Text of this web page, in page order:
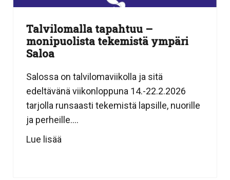
Talvilomalla tapahtuu –
monipuolista tekemistä ympäri
Saloa
Salossa on talvilomaviikolla ja sitä
edeltävänä viikonloppuna 14.-22.2.2026
tarjolla runsaasti tekemistä lapsille, nuorille
ja perheille....
Lue lisää